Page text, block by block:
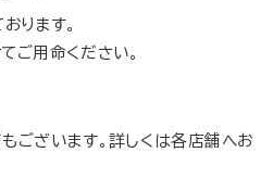
ります。
ご用命ください。
ございます。詳しくは各店舗へお